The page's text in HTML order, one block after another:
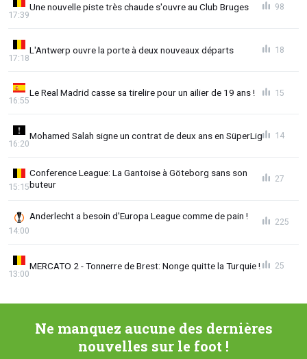
Une nouvelle piste très chaude s'ouvre au Club Bruges
17:39
98
L'Antwerp ouvre la porte à deux nouveaux départs
17:18
18
Le Real Madrid casse sa tirelire pour un ailier de 19 ans !
16:55
15
Mohamed Salah signe un contrat de deux ans en SüperLig
16:20
14
Conference League: La Gantoise à Göteborg sans son
buteur
15:15
27
Anderlecht a besoin d'Europa League comme de pain !
14:00
225
MERCATO 2 - Tonnerre de Brest: Nonge quitte la Turquie !
13:00
25
Ne manquez aucune des dernières
nouvelles sur le foot !